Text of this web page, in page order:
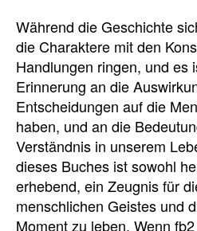
Während die Geschichte
die Charaktere mit den
Handlungen ringen, und es
Erinnerung an die
Entscheidungen auf die
haben, und an die
Verständnis in unserem
dieses Buches ist sowohl
erhebend, ein Zeugnis für
menschlichen Geistes und
Moment zu leben. Wenn